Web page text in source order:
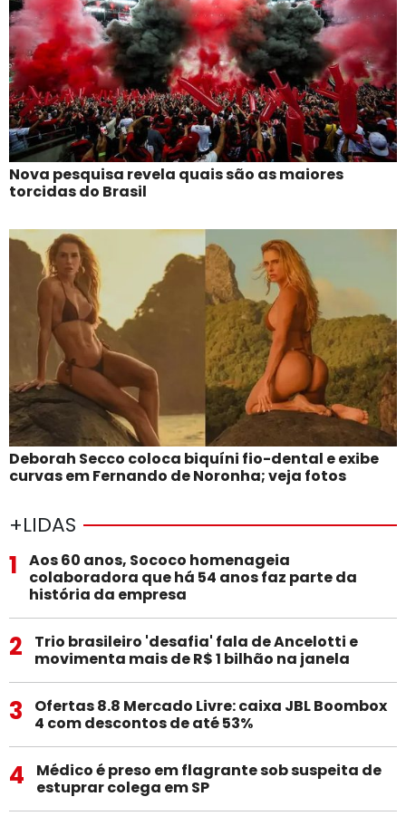
Nova pesquisa revela quais são as maiores
torcidas do Brasil
Deborah Secco coloca biquíni fio-dental e exibe
curvas em Fernando de Noronha; veja fotos
+LIDAS
1
Aos 60 anos, Sococo homenageia
colaboradora que há 54 anos faz parte da
história da empresa
2
Trio brasileiro 'desafia' fala de Ancelotti e
movimenta mais de R$ 1 bilhão na janela
3
Ofertas 8.8 Mercado Livre: caixa JBL Boombox
4 com descontos de até 53%
4
Médico é preso em flagrante sob suspeita de
estuprar colega em SP